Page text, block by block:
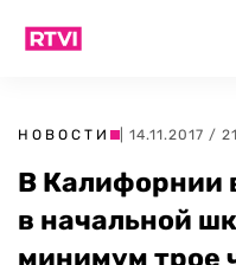
НОВОСТИ | 14.11.2017 /
В Калифорнии
в начальной
минимум трое